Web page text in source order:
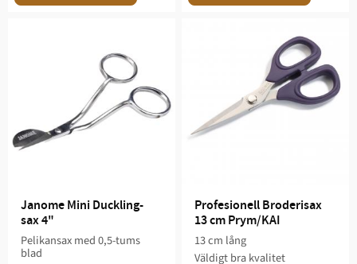
Janome Mini Duckling-
sax 4"
Pelikansax med 0,5-tums
blad
Profesionell Broderisax
13 cm Prym/KAI
13 cm lång
Väldigt bra kvalitet